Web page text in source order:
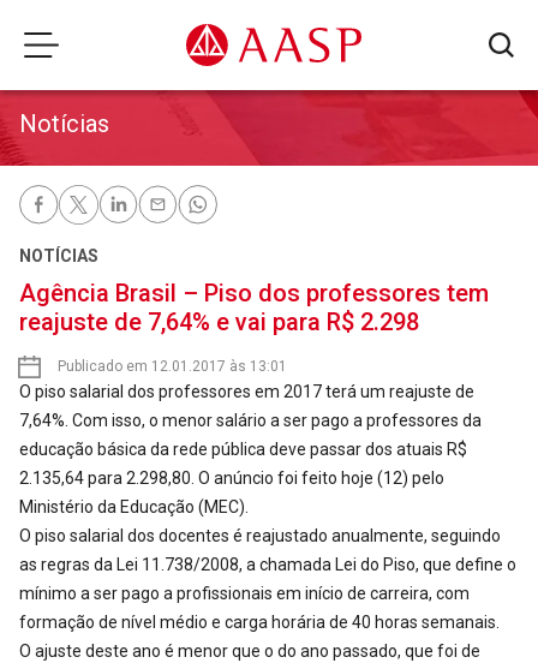
Notícias
NOTÍCIAS
Agência Brasil – Piso dos professores tem
reajuste de 7,64% e vai para R$ 2.298
Publicado em 12.01.2017 às 13:01
O piso salarial dos professores em 2017 terá um reajuste de
7,64%. Com isso, o menor salário a ser pago a professores da
educação básica da rede pública deve passar dos atuais R$
2.135,64 para 2.298,80. O anúncio foi feito hoje (12) pelo
Ministério da Educação (MEC).
O piso salarial dos docentes é reajustado anualmente, seguindo
as regras da Lei 11.738/2008, a chamada Lei do Piso, que define o
mínimo a ser pago a profissionais em início de carreira, com
formação de nível médio e carga horária de 40 horas semanais.
O ajuste deste ano é menor que o do ano passado, que foi de